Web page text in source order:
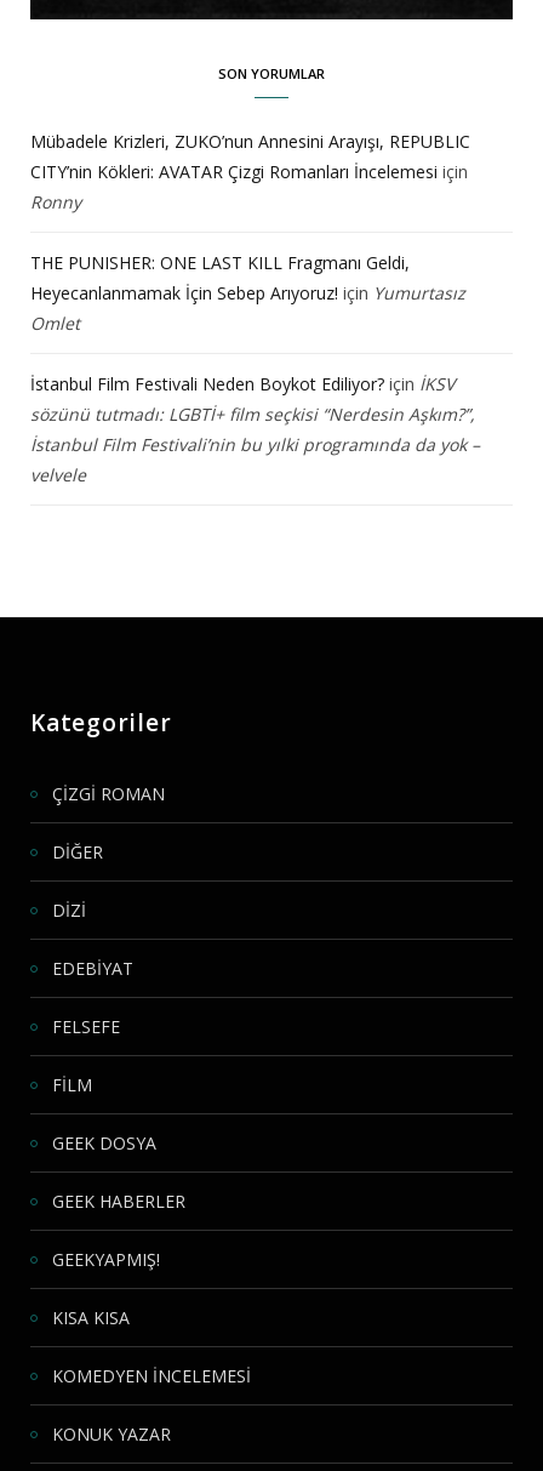
SON YORUMLAR
Mübadele Krizleri, ZUKO’nun Annesini Arayışı, REPUBLIC
CITY’nin Kökleri: AVATAR Çizgi Romanları İncelemesi için
Ronny
THE PUNISHER: ONE LAST KILL Fragmanı Geldi,
Heyecanlanmamak İçin Sebep Arıyoruz! için Yumurtasız
Omlet
İstanbul Film Festivali Neden Boykot Ediliyor? için İKSV
sözünü tutmadı: LGBTİ+ film seçkisi “Nerdesin Aşkım?”,
İstanbul Film Festivali’nin bu yılki programında da yok –
velvele
Kategoriler
ÇİZGİ ROMAN
DİĞER
DİZİ
EDEBİYAT
FELSEFE
FİLM
GEEK DOSYA
GEEK HABERLER
GEEKYAPMIŞ!
KISA KISA
KOMEDYEN İNCELEMESİ
KONUK YAZAR